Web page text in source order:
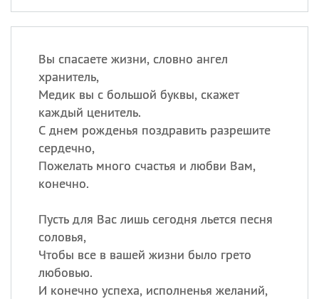
Вы спасаете жизни, словно ангел
хранитель,
Медик вы с большой буквы, скажет
каждый ценитель.
С днем рожденья поздравить разрешите
сердечно,
Пожелать много счастья и любви Вам,
конечно.
Пусть для Вас лишь сегодня льется песня
соловья,
Чтобы все в вашей жизни было грето
любовью.
И конечно успеха, исполненья желаний,